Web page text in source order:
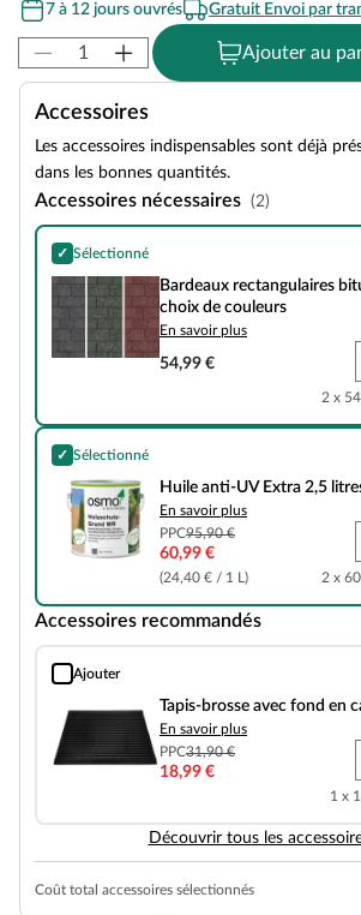
7 à 12 jours ouvrés
Gratuit Envoi par
Ajouter au
Accessoires
Les accessoires indispensables sont déjà
dans les bonnes quantités.
Accessoires nécessaires (2)
✓ Sélectionné
Bardeaux rectangulaires bitumés avec choix de
Bardeaux rectangulaires
choix de couleurs
En savoir plus
54,99 €
2 x
✓ Sélectionné
Huile anti-UV Extra 2,5 litres incolore
Huile anti-UV Extra 2,5
En savoir plus
PPC95,90 €
60,99 €
(24,40 € / 1 L) 2 x
Accessoires recommandés
Ajouter
Tapis-brosse avec fond en caoutchouc
Tapis-brosse avec fond en
En savoir plus
PPC31,90 €
18,99 €
1 x
Découvrir tous les
Coût total accessoires sélectionnés